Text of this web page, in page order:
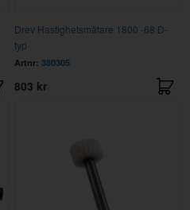
Drev Hastighetsmätare 1800 -68 D-
typ
Artnr: 380305
803 kr